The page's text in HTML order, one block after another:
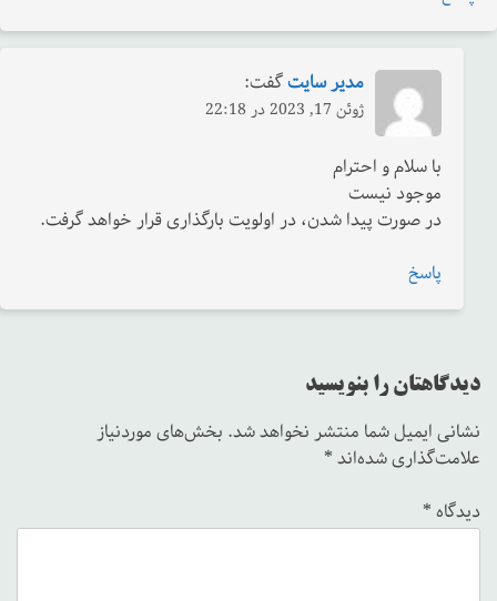
مدیر سایتگفت:
ژوئن 17, 2023 در 22:18
با سلام و احترام
موجود نیست
در صورت پیدا شدن، در اولویت بارگذاری قرار خواهد گرفت.
پاسخ
دیدگاهتان را بنویسید
نشانی ایمیل شما منتشر نخواهد شد. بخش‌های موردنیاز
علامت‌گذاری شده‌اند*
دیدگاه*